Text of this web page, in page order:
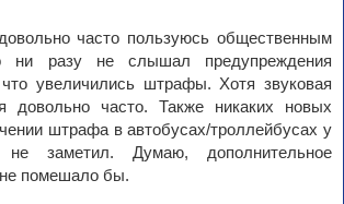
часто пользуюсь общественным
ни разу не слышал предупреждения
увеличились штрафы. Хотя звуковая
довольно часто. Также никаких новых
штрафа в автобусах/троллейбусах у
заметил. Думаю, дополнительное
помешало бы.